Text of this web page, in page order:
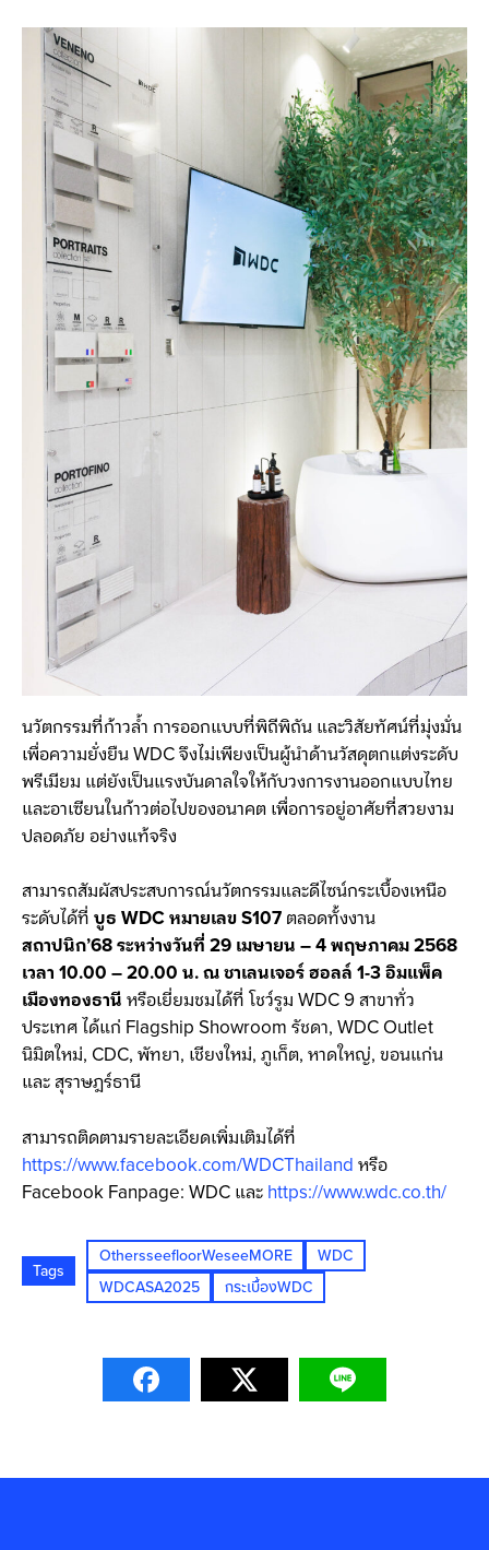
นวัตกรรมที่ก้าวล้ำ การออกแบบที่พิถีพิถัน และวิสัยทัศน์ที่มุ่งมั่น
เพื่อความยั่งยืน WDC จึงไม่เพียงเป็นผู้นำด้านวัสดุตกแต่งระดับ
พรีเมียม แต่ยังเป็นแรงบันดาลใจให้กับวงการงานออกแบบไทย
และอาเซียนในก้าวต่อไปของอนาคต เพื่อการอยู่อาศัยที่สวยงาม
ปลอดภัย อย่างแท้จริง
สามารถสัมผัสประสบการณ์นวัตกรรมและดีไซน์กระเบื้องเหนือ
ระดับได้ที่บูธWDCหมายเลขS107ตลอดทั้งงาน
สถาปนิก’68ระหว่างวันที่29เมษายน– 4พฤษภาคม2568
เวลา10.00 – 20.00น. ณ ชาเลนเจอร์ ฮอลล์1-3อิมแพ็ค
เมืองทองธานีหรือเยี่ยมชมได้ที่ โชว์รูม WDC 9 สาขาทั่ว
ประเทศ ได้แก่ Flagship Showroom รัชดา, WDC Outlet
นิมิตใหม่, CDC, พัทยา, เชียงใหม่, ภูเก็ต, หาดใหญ่, ขอนแก่น
และ สุราษฎร์ธานี
สามารถติดตามรายละเอียดเพิ่มเติมได้ที่
https://www.facebook.com/WDCThailandหรือ
Facebook Fanpage: WDC และhttps://www.wdc.co.th/
Tags
OthersseefloorWeseeMORE
WDC
WDCASA2025
กระเบื้องWDC